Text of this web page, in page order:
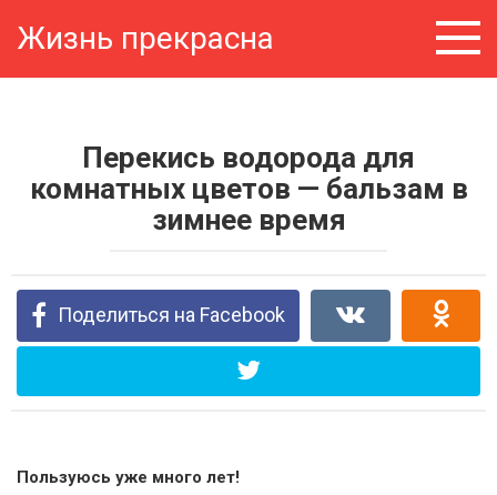
Жизнь прекрасна
Перекись водорода для
комнатных цветов — бальзам в
зимнее время
Поделиться на Facebook
Пользуюсь уже много лет!